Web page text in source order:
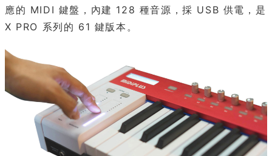
應的 MIDI 鍵盤，內建 128 種音源，採 USB 供電，是
X PRO 系列的 61 鍵版本。